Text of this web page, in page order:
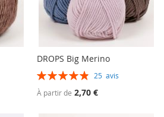
DROPS Big Merino
Évaluation:
25 avis
À partir de 2,70 €